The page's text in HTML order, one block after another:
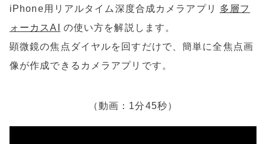
c
e
b
o
e
ai
l
iPhone用リアルタイム深度合成カメラアプリ 多層フ
ォーカスAI
の使い方を解説します。
顕微鏡の焦点ダイヤルを回すだけで、簡単に全焦点画
像が作成できるカメラアプリです。
（動画：1分45秒）